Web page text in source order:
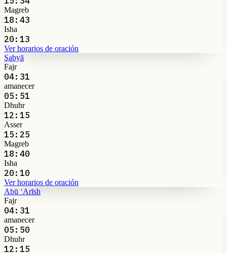
Magreb
18:43
Isha
20:13
Ver horarios de oración
Şabyā
Fajr
04:31
amanecer
05:51
Dhuhr
12:15
Asser
15:25
Magreb
18:40
Isha
20:10
Ver horarios de oración
Abū ‘Arīsh
Fajr
04:31
amanecer
05:50
Dhuhr
12:15